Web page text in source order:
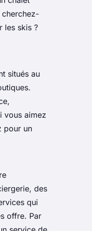
cherchez-
les skis ?
situés au
vous aimez
pour un
des
qui
offre. Par